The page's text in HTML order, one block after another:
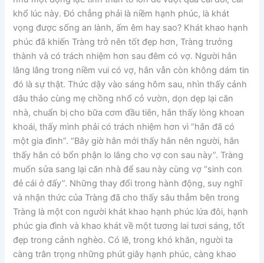
khổ lúc này. Đó chẳng phải là niềm hạnh phúc, là khát
vọng được sống an lành, ấm êm hay sao? Khát khao hạnh
phúc đã khiến Tràng trở nên tốt đẹp hơn, Tràng trưởng
thành và có trách nhiệm hơn sau đêm có vợ. Người hắn
lâng lâng trong niềm vui có vợ, hắn vẫn còn không dám tin
đó là sự thật. Thức dậy vào sáng hôm sau, nhìn thấy cảnh
dâu thảo cùng mẹ chồng nhổ cỏ vườn, dọn dẹp lại căn
nhà, chuẩn bị cho bữa cơm đầu tiên, hắn thấy lòng khoan
khoái, thấy mình phải có trách nhiệm hơn vì “hắn đã có
một gia đình”. “Bây giờ hắn mới thấy hắn nên người, hắn
thấy hắn có bổn phận lo lắng cho vợ con sau này”. Tràng
muốn sửa sang lại căn nhà để sau này cùng vợ “sinh con
đẻ cái ở đấy”. Những thay đổi trong hành động, suy nghĩ
và nhận thức của Tràng đã cho thấy sâu thẳm bên trong
Tràng là một con người khát khao hạnh phúc lứa đôi, hạnh
phúc gia đình và khao khát về một tương lai tươi sáng, tốt
đẹp trong cảnh nghèo. Có lẽ, trong khó khăn, người ta
càng trân trọng những phút giây hạnh phúc, càng khao